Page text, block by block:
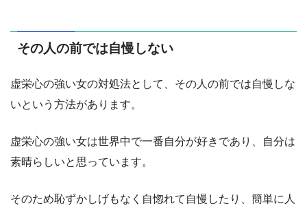
その人の前では自慢しない
虚栄心の強い女の対処法として、その人の前では自慢しな
いという方法があります。
虚栄心の強い女は世界中で一番自分が好きであり、自分は
素晴らしいと思っています。
そのため恥ずかしげもなく自惚れて自慢したり、簡単に人